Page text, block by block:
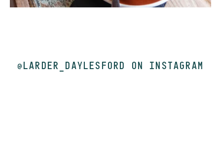
@LARDER_DAYLESFORD ON INSTAGRAM